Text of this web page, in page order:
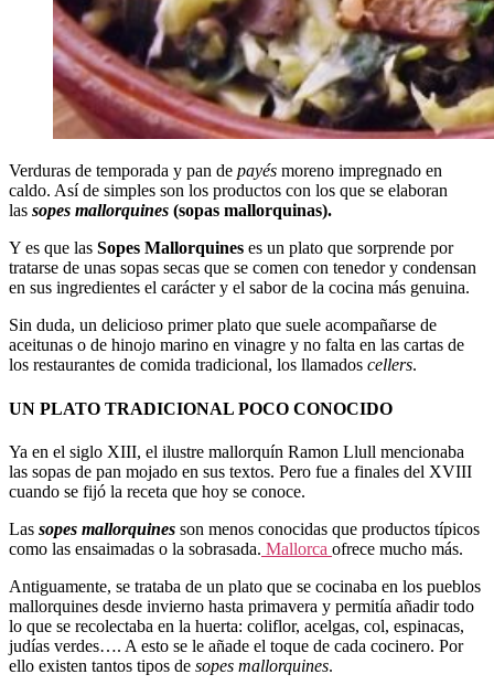
Verduras de temporada y pan de payés moreno impregnado en
caldo. Así de simples son los productos con los que se elaboran
las sopes mallorquines (sopas mallorquinas).
Y es que las Sopes Mallorquines es un plato que sorprende por
tratarse de unas sopas secas que se comen con tenedor y condensan
en sus ingredientes el carácter y el sabor de la cocina más genuina.
Sin duda, un delicioso primer plato que suele acompañarse de
aceitunas o de hinojo marino en vinagre y no falta en las cartas de
los restaurantes de comida tradicional, los llamados cellers.
UN PLATO TRADICIONAL POCO CONOCIDO
Ya en el siglo XIII, el ilustre mallorquín Ramon Llull mencionaba
las sopas de pan mojado en sus textos. Pero fue a finales del XVIII
cuando se fijó la receta que hoy se conoce.
Las sopes mallorquines son menos conocidas que productos típicos
como las ensaimadas o la sobrasada. Mallorca ofrece mucho más.
Antiguamente, se trataba de un plato que se cocinaba en los pueblos
mallorquines desde invierno hasta primavera y permitía añadir todo
lo que se recolectaba en la huerta: coliflor, acelgas, col, espinacas,
judías verdes…. A esto se le añade el toque de cada cocinero. Por
ello existen tantos tipos de sopes mallorquines.